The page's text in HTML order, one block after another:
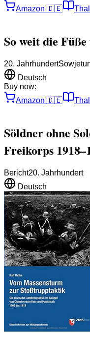
Amazon 🇩🇪
So weit die
20. Jahrhundert
Deutsch
Buy now:
Amazon 🇩🇪
Söldner ohne
Freikorps
Bericht20. Jahrhundert
Deutsch